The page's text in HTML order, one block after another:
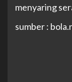
menyaring
sumber :